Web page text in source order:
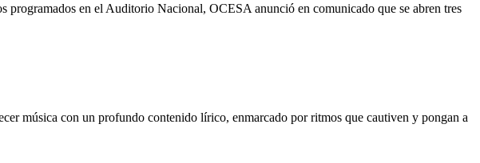
en el Auditorio Nacional, OCESA anunció en comunicado que se abren tres
música con un profundo contenido lírico, enmarcado por ritmos que cautiven y pongan a